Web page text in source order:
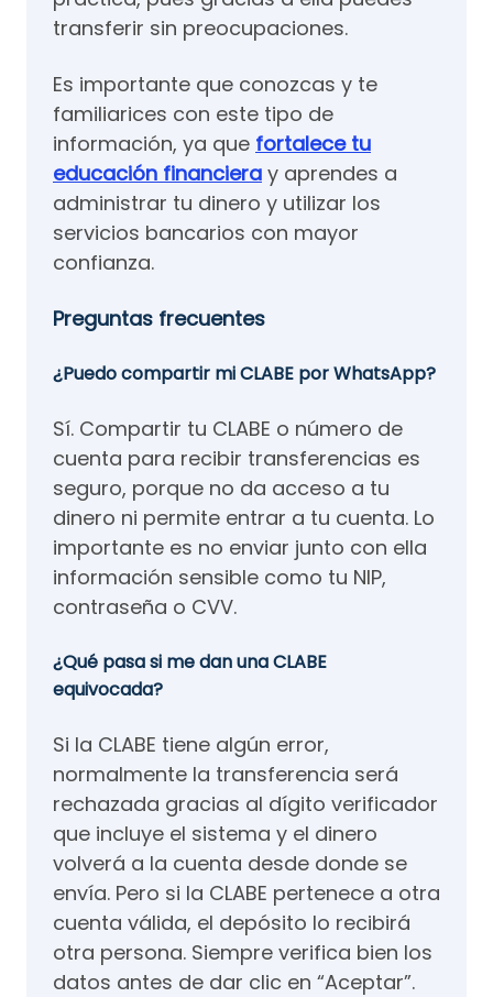
transferir sin preocupaciones.
Es importante que conozcas y te
familiarices con este tipo de
información, ya que fortalece tu
educación financiera y aprendes a
administrar tu dinero y utilizar los
servicios bancarios con mayor
confianza.
Preguntas frecuentes
¿Puedo compartir mi CLABE por WhatsApp?
Sí. Compartir tu CLABE o número de
cuenta para recibir transferencias es
seguro, porque no da acceso a tu
dinero ni permite entrar a tu cuenta. Lo
importante es no enviar junto con ella
información sensible como tu NIP,
contraseña o CVV.
¿Qué pasa si me dan una CLABE
equivocada?
Si la CLABE tiene algún error,
normalmente la transferencia será
rechazada gracias al dígito verificador
que incluye el sistema y el dinero
volverá a la cuenta desde donde se
envía. Pero si la CLABE pertenece a otra
cuenta válida, el depósito lo recibirá
otra persona. Siempre verifica bien los
datos antes de dar clic en “Aceptar”.